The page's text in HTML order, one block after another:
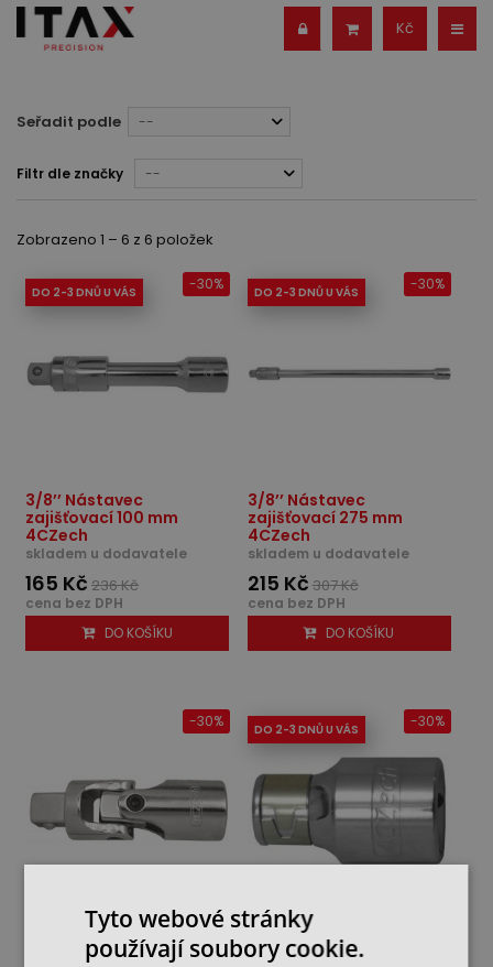
Kč
Seřadit podle --
Filtr dle značky --
Zobrazeno 1 – 6 z 6 položek
DO 2-3 DNŮ U VÁS
3/8’’ Nástavec
zajišťovací 100 mm
4CZech
skladem u dodavatele
165 Kč 236 Kč
-30%
cena bez DPH
DO KOŠÍKU
DO 2-3 DNŮ U VÁS
3/8’’ Nástavec
zajišťovací 275 mm
4CZech
skladem u dodavatele
215 Kč 307 Kč
-30%
cena bez DPH
DO KOŠÍKU
3/8’’ Univerzální kardan -
55,5 mm 4CZech
-30% DO 2-3 DNŮ U VÁS
3/8’’ Adaptér na bity 1/4"
4CZech
-30%
Tyto webové stránky
používají soubory cookie.